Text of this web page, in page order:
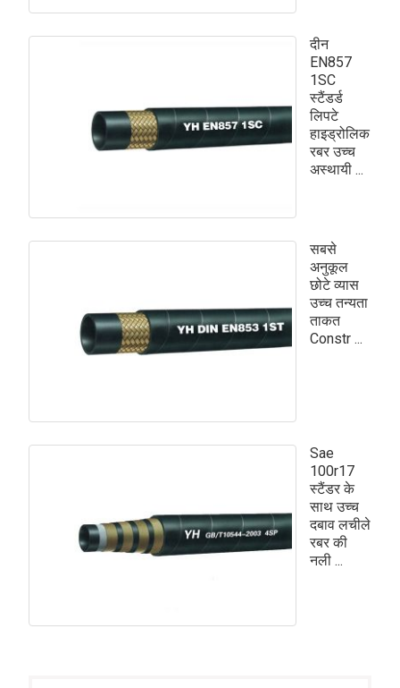
दीन
EN857
1SC
स्टैंडर्ड
लिपटे
हाइड्रोलिक
रबर उच्च
अस्थायी ...
सबसे
अनुकूल
छोटे व्यास
उच्च तन्यता
ताकत
Constr ...
Sae
100r17
स्टैंडर के
साथ उच्च
दबाव लचीले
रबर की
नली ...